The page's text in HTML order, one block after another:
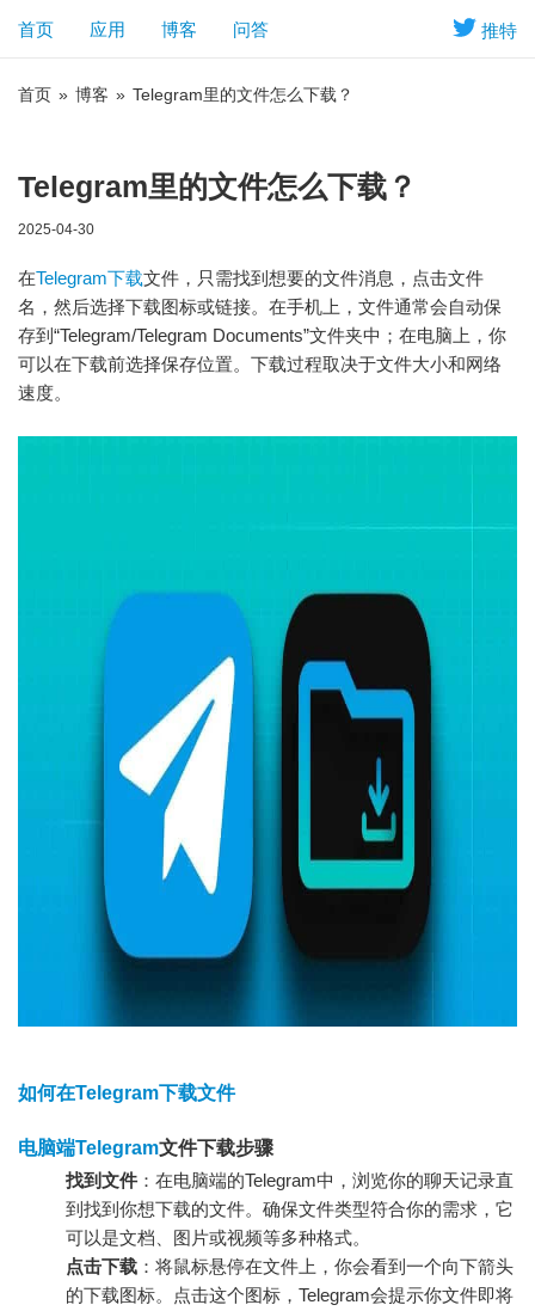
推特
首页 应用 博客 问答
首页 » 博客 » Telegram里的文件怎么下载？
Telegram里的文件怎么下载？
2025-04-30
在Telegram下载文件，只需找到想要的文件消息，点击文件
名，然后选择下载图标或链接。在手机上，文件通常会自动保
存到“Telegram/Telegram Documents”文件夹中；在电脑上，你
可以在下载前选择保存位置。下载过程取决于文件大小和网络
速度。
如何在Telegram下载文件
电脑端Telegram文件下载步骤
找到文件 ：在电脑端的Telegram中，浏览你的聊天记录直
到找到你想下载的文件。确保文件类型符合你的需求，它
可以是文档、图片或视频等多种格式。
点击下载 ：将鼠标悬停在文件上，你会看到一个向下箭头
的下载图标。点击这个图标，Telegram会提示你文件即将